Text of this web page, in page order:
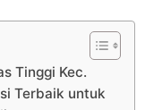
Tinggi Kec.
Terbaik untuk